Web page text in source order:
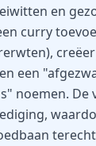
en
curry
een
noemen. De